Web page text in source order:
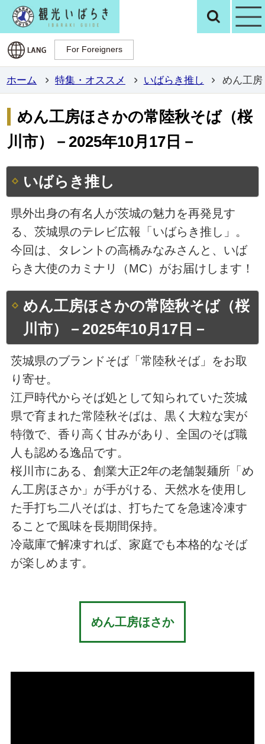
観光いばらき検
For Foreigners
For Foreigners
ホーム 特集・オススメ いばらき推し めん工
めん工房ほさかの常陸秋そば（桜
川市）－2025年10月17日－
いばらき推し
県外出身の有名人が茨城の魅力を再発見す
る、茨城県のテレビ広報「いばらき推し」。
今回は、タレントの高橋みなみさんと、いば
らき大使のカミナリ（MC）がお届けします！
めん工房ほさかの常陸秋そば（桜
川市）－2025年10月17日－
茨城県のブランドそば「常陸秋そば」をお取
り寄せ。
江戸時代からそば処として知られていた茨城
県で育まれた常陸秋そばは、黒く大粒な実が
特徴で、香り高く甘みがあり、全国のそば職
人も認める逸品です。
桜川市にある、創業大正2年の老舗製麺所「め
ん工房ほさか」が手がける、天然水を使用し
た手打ち二八そばは、打ちたてを急速冷凍す
ることで風味を長期間保持。
冷蔵庫で解凍すれば、家庭でも本格的なそば
が楽しめます。
めん工房ほさか